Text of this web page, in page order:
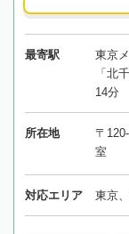
最寄駅
東京
「北
14分
所在地
〒
室
対応エリア 東京